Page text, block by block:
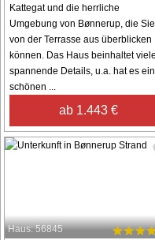
Kattegat und die herrliche
Umgebung von Bønnerup, die Sie
von der Terrasse aus überblicken
können. Das Haus beinhaltet viele
spannende Details, u.a. hat es
schönen ...
ab 1.443 €
Haus: 56845